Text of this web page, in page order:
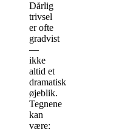
Dårlig
trivsel
er ofte
gradvist
—
ikke
altid et
dramatisk
øjeblik.
Tegnene
kan
være: